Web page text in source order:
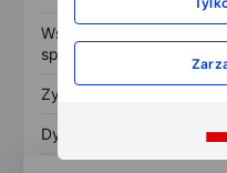
Współczynnik cena do
sprzedaży
Zysk na akcję
Dywidenda na akcję